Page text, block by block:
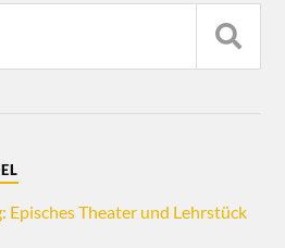
Episches Theater und Lehrstück